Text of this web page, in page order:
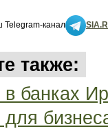
канал
также:
банках